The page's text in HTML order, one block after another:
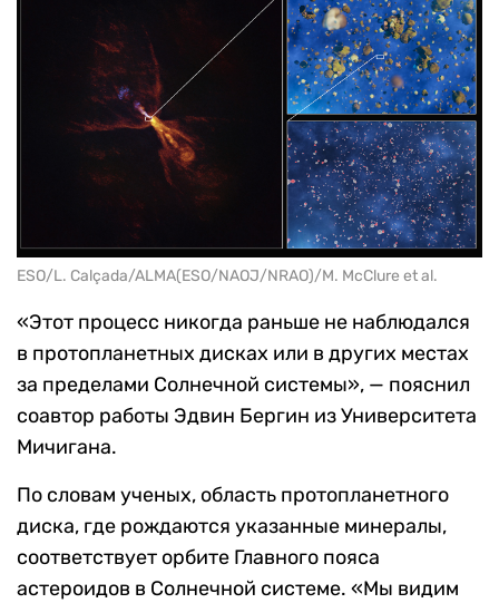
ESO/L. Calçada/ALMA(ESO/NAOJ/NRAO)/M. McClure et al.
«Этот процесс никогда раньше не наблюдался
в протопланетных дисках или в других местах
за пределами Солнечной системы», — пояснил
соавтор работы Эдвин Бергин из Университета
Мичигана.
По словам ученых, область протопланетного
диска, где рождаются указанные минералы,
соответствует орбите Главного пояса
астероидов в Солнечной системе. «Мы видим